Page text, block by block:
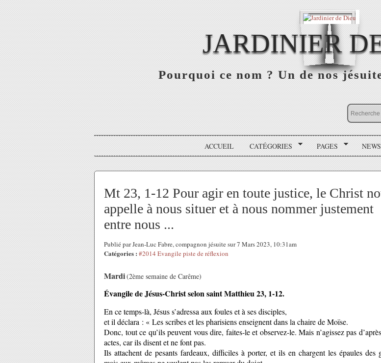
JARDINIER
Pourquoi ce nom ? Un de nos
ACCUEIL CATÉGORIES PAGES
Mt 23, 1-12 Pour agir en toute justice, le Christ
appelle à nous situer et à nous nommer justement
entre nous ...
Publié par Jean-Luc Fabre, compagnon jésuite sur 7 Mars 2023, 10:31am
Catégories : #2014 Evangile piste de réflexion
Mardi(2ème semaine de Carême)
Évangile de Jésus-Christ selon saint Matthieu 23, 1-12.
En ce temps-là, Jésus s’adressa aux foules et à ses disciples,
et il déclara : « Les scribes et les pharisiens enseignent dans la chaire de Moïse.
Donc, tout ce qu’ils peuvent vous dire, faites-le et observez-le. Mais n’agissez pas
actes, car ils disent et ne font pas.
Ils attachent de pesants fardeaux, difficiles à porter, et ils en chargent les épaules des